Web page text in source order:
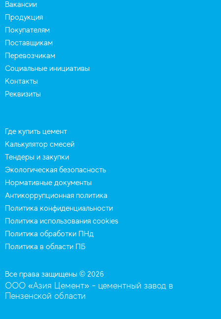
Вакансии
Продукция
Покупателям
Поставщикам
Перевозчикам
Социальные инициативы
Контакты
Реквизиты
Где купить цемент
Калькулятор смесей
Тендеры и закупки
Экологическая безопасность
Нормативные документы
Антикоррупционная политика
Политика конфиденциальности
Политика использования cookies
Политика обработки ПНд
Политика в области ПБ
Все права защищены © 2026
ООО «Азия Цемент» - цементный завод в
Пензенской области